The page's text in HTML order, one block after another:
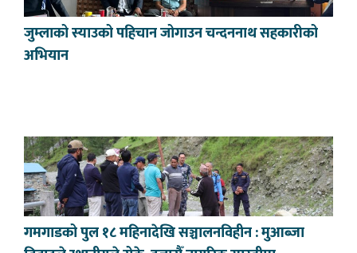
जुम्लाको स्याउको पहिचान जोगाउन चन्दननाथ सहकारीको
अभियान
गमगाडको पुल १८ महिनादेखि सञ्चालनविहीन : मुआब्जा